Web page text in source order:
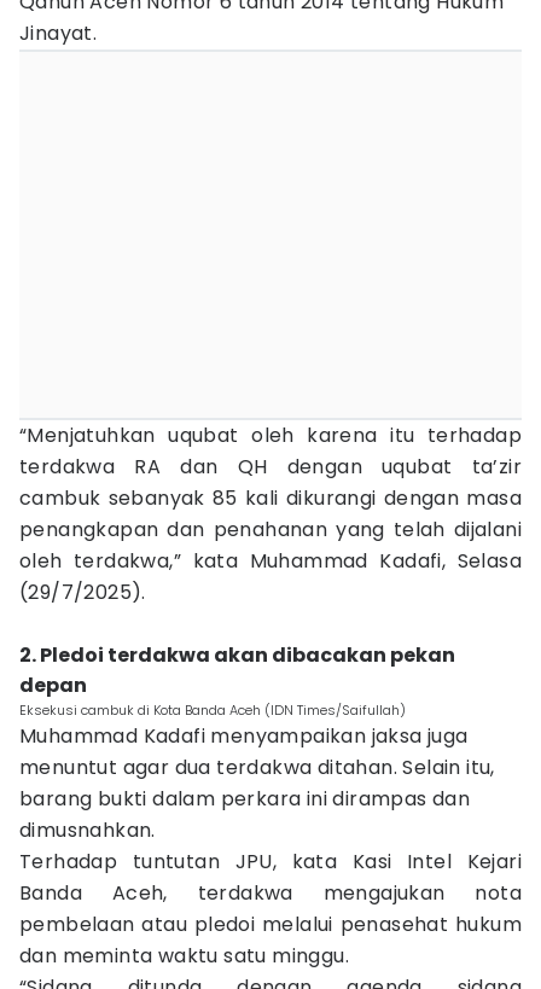
Jinayat.
“Menjatuhkan uqubat oleh karena itu terhadap
terdakwa RA dan QH dengan uqubat ta’zir
cambuk sebanyak 85 kali dikurangi dengan masa
penangkapan dan penahanan yang telah dijalani
oleh terdakwa,” kata Muhammad Kadafi, Selasa
(29/7/2025).
2. Pledoi terdakwa akan dibacakan pekan
depan
Eksekusi cambuk di Kota Banda Aceh (IDN Times/Saifullah)
Muhammad Kadafi menyampaikan jaksa juga
menuntut agar dua terdakwa ditahan. Selain itu,
barang bukti dalam perkara ini dirampas dan
dimusnahkan.
Terhadap tuntutan JPU, kata Kasi Intel Kejari
Banda Aceh, terdakwa mengajukan nota
pembelaan atau pledoi melalui penasehat hukum
dan meminta waktu satu minggu.